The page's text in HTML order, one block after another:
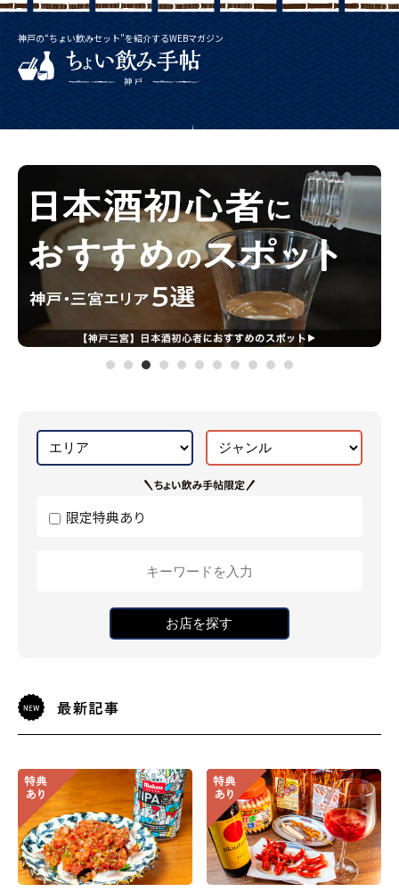
神戸の“ちょい飲みセット”を紹介するWEBマガジン
限定特典あり
お店を探す